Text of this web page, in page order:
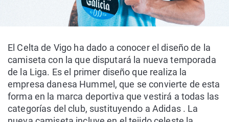
El Celta de Vigo ha dado a conocer el diseño de la
camiseta con la que disputará la nueva temporada
de la Liga. Es el primer diseño que realiza la
empresa danesa Hummel, que se convierte de esta
forma en la marca deportiva que vestirá a todas las
categorías del club, sustituyendo a Adidas . La